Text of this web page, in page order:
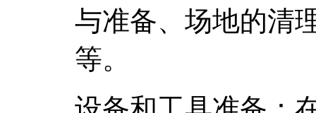
与准备、场地的清
等。